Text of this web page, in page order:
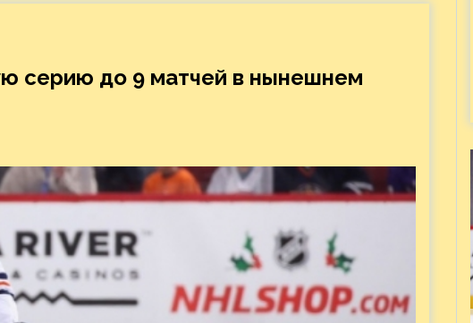
серию до 9 матчей в нынешнем